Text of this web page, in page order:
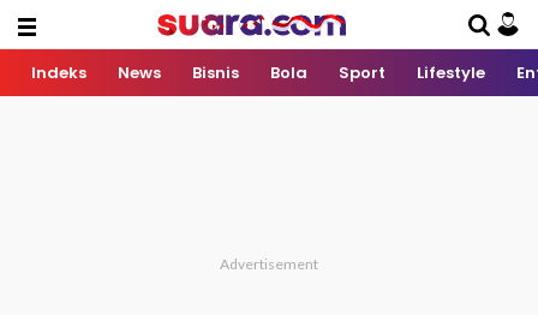
Indeks News Bisnis Bola Sport Lifestyle